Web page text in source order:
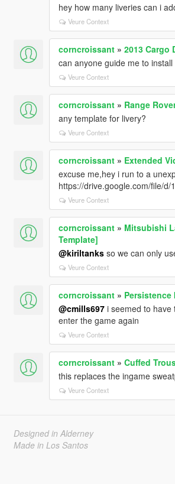
hey how many liveries can i
Veure Context
corncroissant» 2013 Cargo
can anyone guide me to
Veure Context
corncroissant» Range
any template for livery?
Veure Context
corncroissant» Extended
excuse me,hey i run to a
https://drive.google.com/file/
Veure Context
corncroissant» Mitsubishi
Template]
@kiriltanksso we can only
Veure Context
corncroissant» Persistence
@cmills697i seemed to have
enter the game again
Veure Context
corncroissant» Cuffed
this replaces the ingame
Veure Context
Designed in Alderney
Made in Los Santos